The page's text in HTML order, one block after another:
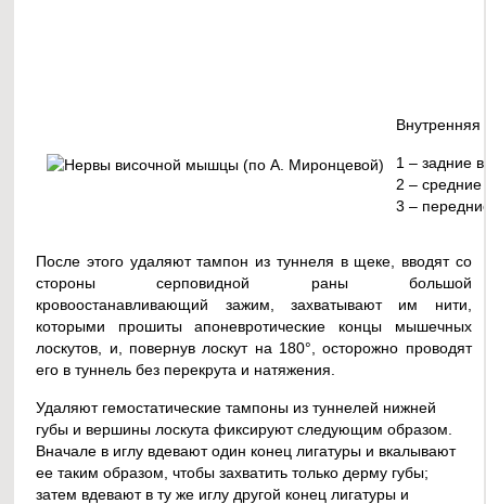
1 – задние
2 –
3 –
После этого удаляют тампон из туннеля в щеке, вводят со
стороны серповидной раны большой
кровоостанавливающий зажим, захватывают им нити,
которыми прошиты апоневротические концы мышечных
лоскутов, и, повернув лоскут на 180°, осторожно проводят
его в туннель без перекрута и натяжения.
Удаляют гемостатические тампоны из туннелей нижней
губы и вершины лоскута фиксируют следующим образом.
Вначале в иглу вдевают один конец лигатуры и вкалывают
ее таким образом, чтобы захватить только дерму губы;
затем вдевают в ту же иглу другой конец лигатуры и